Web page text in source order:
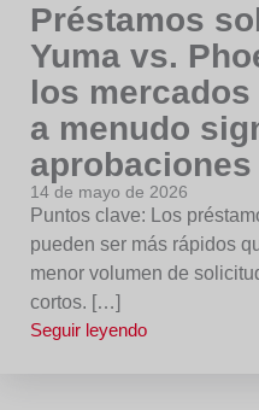
Préstamos
Yuma vs.
los
a menudo
14 de mayo de 2026
Puntos clave: Los
pueden ser más rápidos
menor volumen de
cortos. […]
Seguir leyendo